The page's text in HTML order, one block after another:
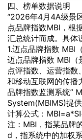
四、榜单数据说明
“2026年4月4A级景
点品牌指数MBI，根
汇总统计而成。具体
1.迈点品牌指数 MBI
迈点品牌指数 MBI（
点评指数、运营指
和移动互联网的传播
品牌指数监测系统”
System(MBIMS)提
计算公式：
注：MBI，指某品牌
d，指系统中的加权